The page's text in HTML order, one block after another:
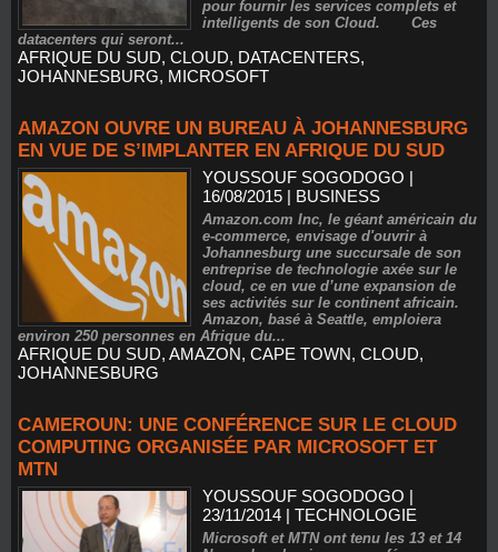
pour fournir les services complets et
intelligents de son Cloud. Ces
datacenters qui seront...
AFRIQUE DU SUD, CLOUD, DATACENTERS,
JOHANNESBURG, MICROSOFT
AMAZON OUVRE UN BUREAU À JOHANNESBURG
EN VUE DE S’IMPLANTER EN AFRIQUE DU SUD
YOUSSOUF SOGODOGO |
16/08/2015 | BUSINESS
Amazon.com Inc, le géant américain du
e-commerce, envisage d'ouvrir à
Johannesburg une succursale de son
entreprise de technologie axée sur le
cloud, ce en vue d’une expansion de
ses activités sur le continent africain.
Amazon, basé à Seattle, emploiera
environ 250 personnes en Afrique du...
AFRIQUE DU SUD, AMAZON, CAPE TOWN, CLOUD,
JOHANNESBURG
CAMEROUN: UNE CONFÉRENCE SUR LE CLOUD
COMPUTING ORGANISÉE PAR MICROSOFT ET
MTN
YOUSSOUF SOGODOGO |
23/11/2014 |TECHNOLOGIE
Microsoft et MTN ont tenu les 13 et 14